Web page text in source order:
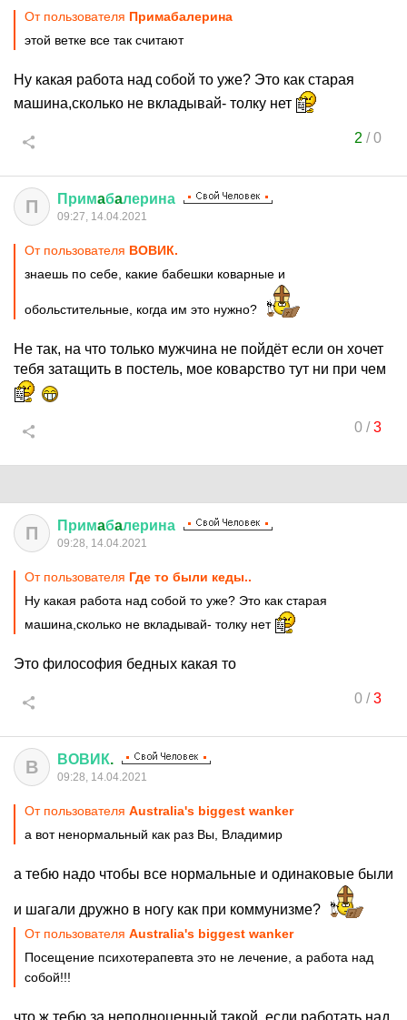
От пользователя Примaбaлерина
этой ветке все так считают
Ну какая работа над собой то уже? Это как старая
машина,сколько не вкладывай- толку нет
2 /0
П Примaбaлерина
09:27, 14.04.2021
От пользователя ВОВИК.
знаешь по себе, какие бабешки коварные и
обольстительные, когда им это нужно?
Не так, на что только мужчина не пойдёт если он хочет
тебя затащить в постель, мое коварство тут ни при чем
0/3
П Примaбaлерина
09:28, 14.04.2021
От пользователя Где то были кеды..
Ну какая работа над собой то уже? Это как старая
машина,сколько не вкладывай- толку нет
Это философия бедных какая то
0/3
В ВОВИК.
09:28, 14.04.2021
От пользователя Australia's biggest wanker
а вот ненормальный как раз Вы, Владимир
а тебю надо чтобы все нормальные и одинаковые были
и шагали дружно в ногу как при коммунизме?
От пользователя Australia's biggest wanker
Посещение психотерапевта это не лечение, а работа над
собой!!!
что ж тебю за неполноценный такой, если работать над